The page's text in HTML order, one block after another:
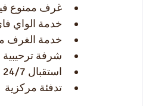
غرف ممنوع
خدمة الواي
خدمة الغرف
شرفة ترحيبية
استقبال 24/7
تدفئة مركزية